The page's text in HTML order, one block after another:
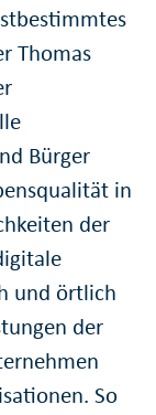
Thomas
Bürger
in
der
und örtlich
der
So